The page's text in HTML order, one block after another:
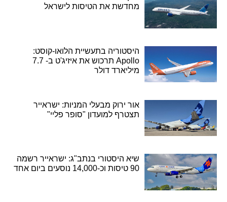
מחדשת את הטיסות לישראל
היסטוריה בתעשיית הלואו-קוסט:
Apollo תרכוש את איזיג'ט ב- 7.7
מיליארד דולר
אור ירוק מבעלי המניות: ישראייר
תצטרף למועדון "סופר פליי"
שיא היסטורי בנתב"ג: ישראייר רשמה
90 טיסות וכ-14,000 נוסעים ביום אחד